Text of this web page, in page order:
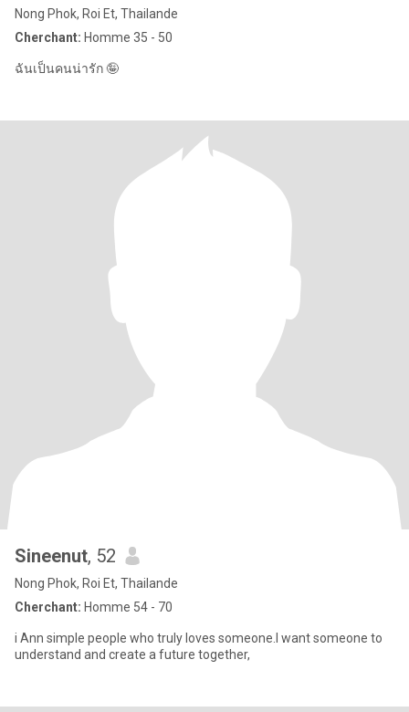
Nong Phok, Roi Et, Thailande
Cherchant: Homme 35 - 50
ฉันเป็นคนน่ารัก 🤪
Sineenut, 52
Nong Phok, Roi Et, Thailande
Cherchant: Homme 54 - 70
i Ann simple people who truly loves someone.I want someone to
understand and create a future together,